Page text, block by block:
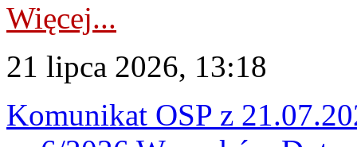
Więcej...
21 lipca 2026, 13:18
Komunikat OSP z